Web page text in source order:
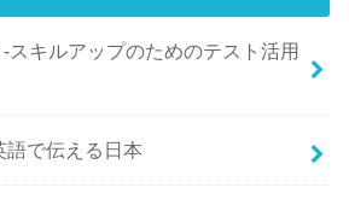
スキルアップのためのテスト活用
語で伝える日本